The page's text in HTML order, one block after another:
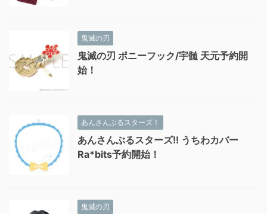
鬼滅の刃
鬼滅の刃 ポニーフック/宇髄 天元予約開
始！
あんさんぶるスターズ！
あんさんぶるスターズ!! うちわカバー
Ra*bits予約開始！
鬼滅の刃